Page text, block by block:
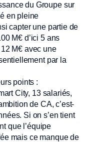
du Groupe sur
en pleine
capter une partie de
M€ d’ici 5 ans
M€ avec une
par la
points :
City, 13 salariés,
de CA, c’est-
Si on s’en tient
que l’équipe
mais ce manque de